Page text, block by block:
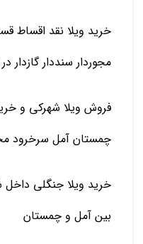
خرید ویلا نقد اقساط
مجوردار سنددار
فروش ویلا شهرکی و
چمستان آمل سرخرود
خرید ویلا جنگلی
بین آمل و چمستان